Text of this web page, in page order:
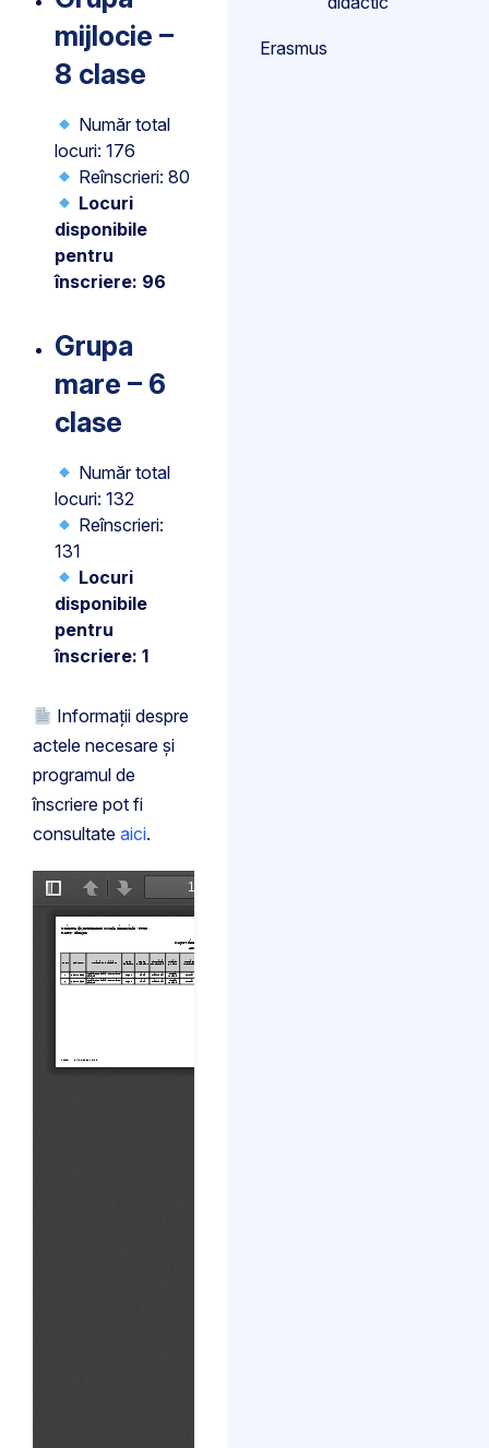
mijlocie –
8 clase
Număr total
locuri: 176
Reînscrieri: 80
Locuri
disponibile
pentru
înscriere: 96
Grupa
mare – 6
clase
Număr total
locuri: 132
Reînscrieri:
131
Locuri
disponibile
pentru
înscriere: 1
Informații despre
actele necesare și
programul de
înscriere pot fi
consultate aici.
Erasmus